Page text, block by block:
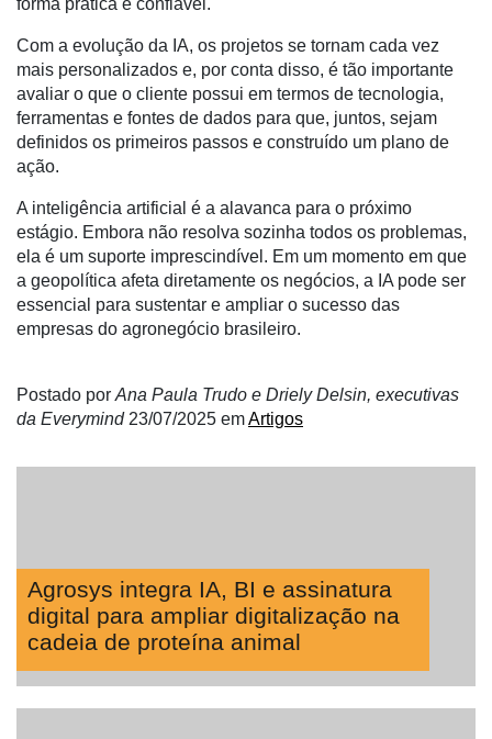
forma prática e confiável.
Com a evolução da IA, os projetos se tornam cada vez
mais personalizados e, por conta disso, é tão importante
avaliar o que o cliente possui em termos de tecnologia,
ferramentas e fontes de dados para que, juntos, sejam
definidos os primeiros passos e construído um plano de
ação.
A inteligência artificial é a alavanca para o próximo
estágio. Embora não resolva sozinha todos os problemas,
ela é um suporte imprescindível. Em um momento em que
a geopolítica afeta diretamente os negócios, a IA pode ser
essencial para sustentar e ampliar o sucesso das
empresas do agronegócio brasileiro.
Postado por Ana Paula Trudo e Driely Delsin, executivas
da Everymind 23/07/2025 emArtigos
Agrosys integra IA, BI e assinatura
digital para ampliar digitalização na
cadeia de proteína animal